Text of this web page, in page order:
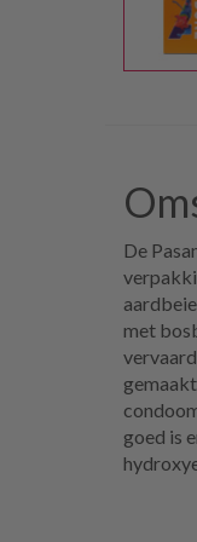
De
met
goed is